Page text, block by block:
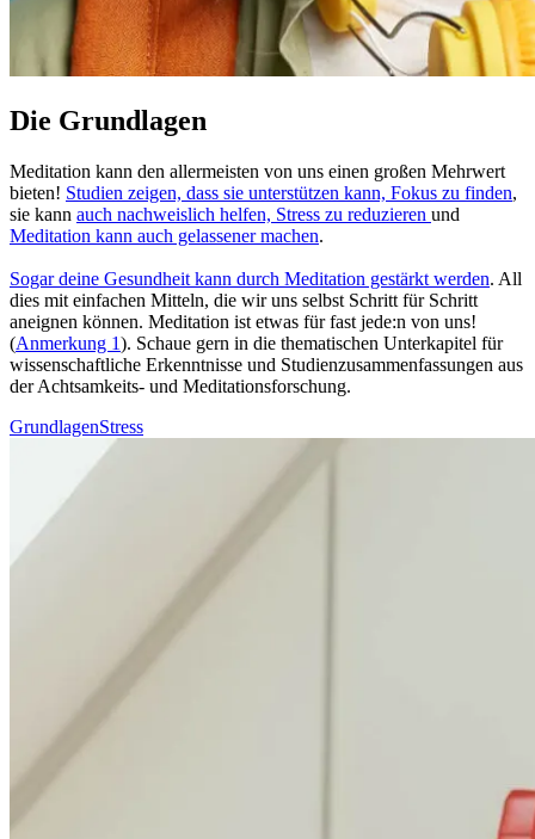
Die Grundlagen
Meditation kann den allermeisten von uns einen großen Mehrwert
bieten! Stu­dien zeigen, dass sie unterstützen kann, Fokus zu finden,
sie kann auch nachweislich helfen, Stress zu redu­zie­ren und
Meditation kann auch gelas­se­ner machen.
Sogar deine Gesund­heit kann durch Medi­ta­tion gestärkt werden. All
dies mit ein­fa­chen Mit­teln, die wir uns selbst Schritt für Schritt
aneignen können. Meditation ist etwas für fast jede:n von uns!
(Anmerkung 1). Schaue gern in die thematischen Unterkapitel für
wissenschaftliche Erkenntnisse und Studienzusammenfassungen aus
der Achtsamkeits- und Meditationsforschung.
GrundlagenStress